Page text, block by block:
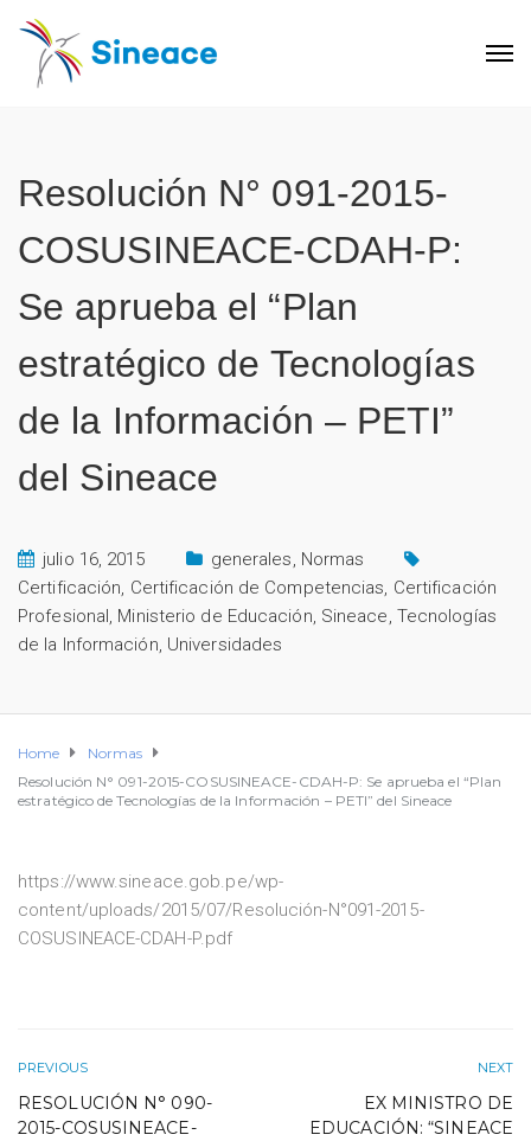
Resolución N° 091-2015-
COSUSINEACE-CDAH-P:
Se aprueba el “Plan
estratégico de Tecnologías
de la Información – PETI”
del Sineace
julio 16, 2015 generales, Normas
Certificación, Certificación de Competencias, Certificación
Profesional, Ministerio de Educación, Sineace, Tecnologías
de la Información, Universidades
Home
Normas
Resolución N° 091-2015-COSUSINEACE-CDAH-P: Se aprueba el “Plan
estratégico de Tecnologías de la Información – PETI” del Sineace
https://www.sineace.gob.pe/wp-
content/uploads/2015/07/Resolución-N°091-2015-
COSUSINEACE-CDAH-P.pdf
PREVIOUS
RESOLUCIÓN N° 090-
2015-COSUSINEACE-
NEXT
EX MINISTRO DE
EDUCACIÓN: “SINEACE